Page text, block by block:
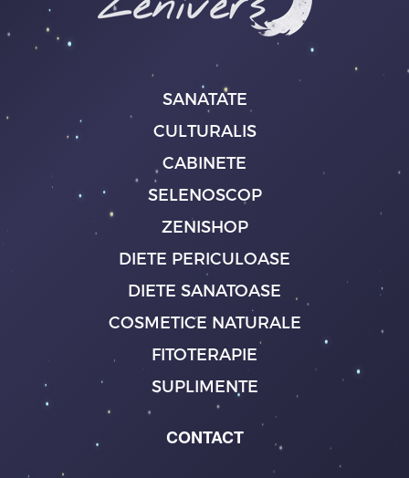
SANATATE
CULTURALIS
CABINETE
SELENOSCOP
ZENISHOP
DIETE PERICULOASE
DIETE SANATOASE
COSMETICE NATURALE
FITOTERAPIE
SUPLIMENTE
CONTACT